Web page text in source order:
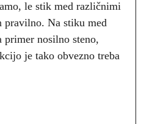
le stik med različnimi
pravilno. Na stiku med
primer nosilno steno,
je tako obvezno treba